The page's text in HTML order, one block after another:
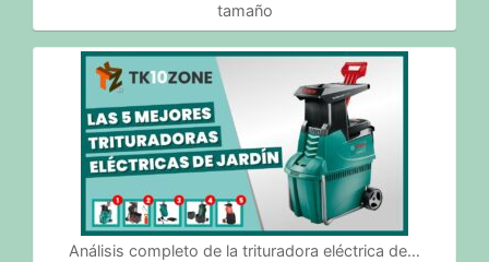
tamaño
Análisis completo de la trituradora eléctrica de…